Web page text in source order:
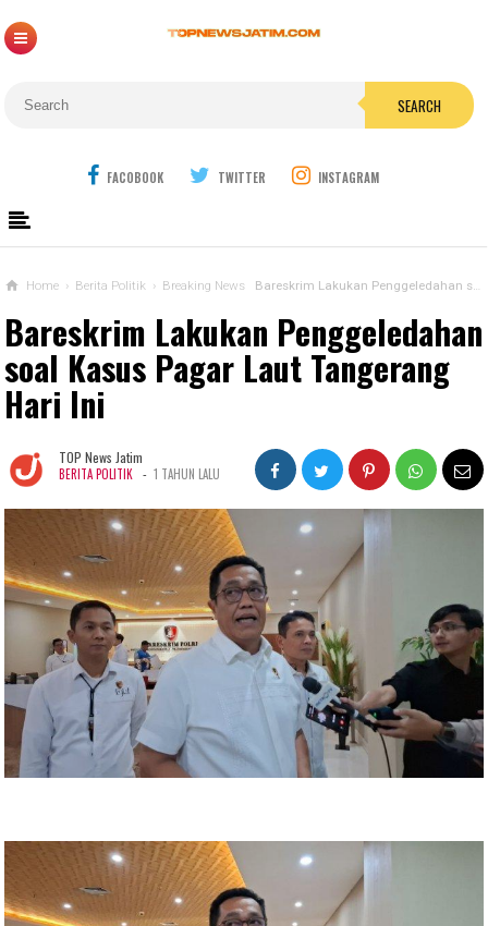
SEARCH
FACOBOOK TWITTER INSTAGRAM
Home › Berita Politik › Breaking News Bareskrim Lakukan Penggeledahan soal Kasus Pagar Laut Tangerang Hari Ini
Bareskrim Lakukan Penggeledahan
soal Kasus Pagar Laut Tangerang
Hari Ini
TOP News Jatim
BERITA POLITIK - 1 TAHUN LALU